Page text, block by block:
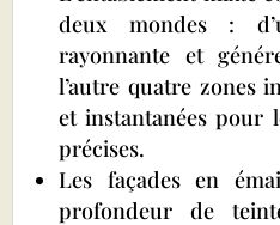
deux mondes :
rayonnante et
l’autre quatre zones
et instantanées pour
précises.
Les façades en
profondeur de